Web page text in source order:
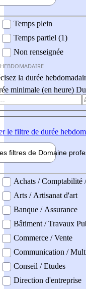
Temps plein
Temps partiel (1)
Non renseignée
la durée
minimale (en heure)
le filtre de durée
filtres de Domaine pro
professionel
Achats / Comptabilité
Arts / Artisanat d'art
Banque / Assurance
Bâtiment / Travaux
Commerce / Vente
Communication /
Conseil / Etudes
Direction d'entreprise